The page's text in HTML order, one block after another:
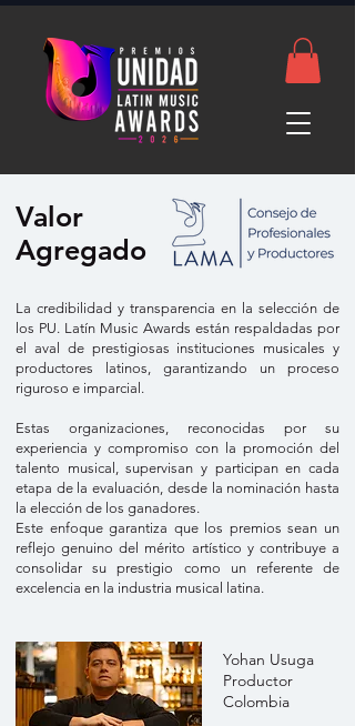
Valor
Agregado
La credibilidad y transparencia en la selección de
los PU. Latín Music Awards están respaldadas por
el aval de prestigiosas instituciones musicales y
productores latinos, garantizando un proceso
riguroso e imparcial.
Estas organizaciones, reconocidas por su
experiencia y compromiso con la promoción del
talento musical, supervisan y participan en cada
etapa de la evaluación, desde la nominación hasta
la elección de los ganadores.
Este enfoque garantiza que los premios sean un
reflejo genuino del mérito artístico y contribuye a
consolidar su prestigio como un referente de
excelencia en la industria musical latina.
Yohan Usuga
Productor
Colombia